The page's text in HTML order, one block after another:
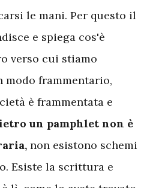
le mani. Per questo il
e spiega cos'è
verso cui stiamo
modo frammentario,
è frammentata e
un pamphlet non è
non esistono schemi
Esiste la scrittura e